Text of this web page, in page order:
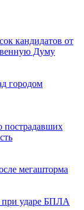
кандидатов от
Думу
городом
пострадавших
мегашторма
при ударе БПЛА